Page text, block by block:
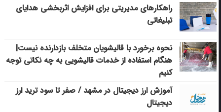
راهکارهای مدیریتی برای افزایش اثربخشی هدایای
تبلیغاتی
نحوه برخورد با قالیشویان متخلف بازدارنده نیست|
هنگام استفاده از خدمات قالیشویی به چه نکاتی توجه
کنیم
آموزش ارز دیجیتال در مشهد / صفر تا سود ترید ارز
دیجیتال